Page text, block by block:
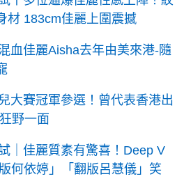
材 183cm佳麗上圍震撼
血佳麗Aisha去年由美來港-隨
大賽冠軍參選！曾代表香港出
野一面
｜佳麗質素有驚喜！Deep V
何依婷」「翻版呂慧儀」笑